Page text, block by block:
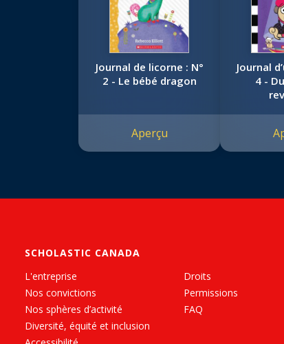
Journal de licorne : N°
2 - Le bébé dragon
Aperçu
Journal
4 -
SCHOLASTIC CANADA
L'entreprise
Nos convictions
Nos sphères d’activité
Diversité, équité et inclusion
Droits
Permissions
FAQ